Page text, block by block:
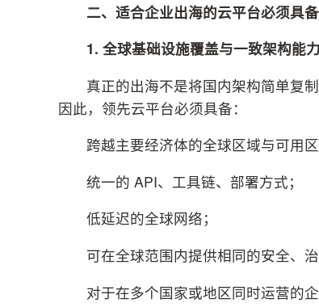
二、适合企业出海的云平台必须具
1. 全球基础设施覆盖与一致架构能力
真正的出海不是将国内架构简单复
因此，领先云平台必须具备：
跨越主要经济体的全球区域与可用区
统一的 API、工具链、部署方式；
低延迟的全球网络；
可在全球范围内提供相同的安全、治
对于在多个国家或地区同时运营的